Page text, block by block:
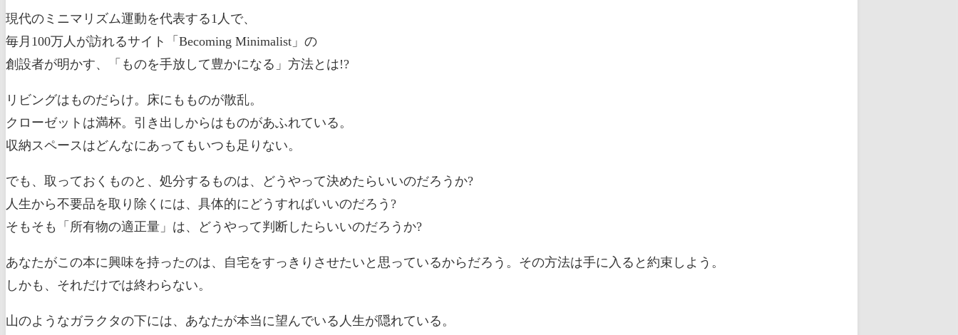
現代のミニマリズム運動を代表する1人で、
毎月100万人が訪れるサイト「Becoming Minimalist」の
創設者が明かす、「ものを手放して豊かになる」方法とは!?
リビングはものだらけ。床にもものが散乱。
クローゼットは満杯。引き出しからはものがあふれている。
収納スペースはどんなにあってもいつも足りない。
でも、取っておくものと、処分するものは、どうやって決めたらいいのだろうか?
人生から不要品を取り除くには、具体的にどうすればいいのだろう?
そもそも「所有物の適正量」は、どうやって判断したらいいのだろうか?
あなたがこの本に興味を持ったのは、自宅をすっきりさせたいと思っているからだろう。その方法は手に入ると約束しよう。
しかも、それだけでは終わらない。
山のようなガラクタの下には、あなたが本当に望んでいる人生が隠れている。